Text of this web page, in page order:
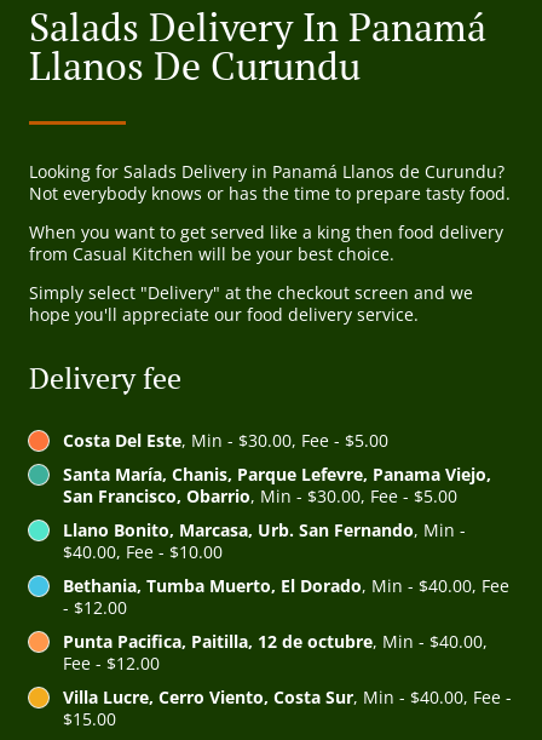
Salads Delivery In Panamá
Llanos De Curundu
Looking for Salads Delivery in Panamá Llanos de Curundu?
Not everybody knows or has the time to prepare tasty food.
When you want to get served like a king then food delivery
from Casual Kitchen will be your best choice.
Simply select "Delivery" at the checkout screen and we
hope you'll appreciate our food delivery service.
Delivery fee
Costa Del Este, Min - $30.00, Fee - $5.00
Santa María, Chanis, Parque Lefevre, Panama Viejo,
San Francisco, Obarrio, Min - $30.00, Fee - $5.00
Llano Bonito, Marcasa, Urb. San Fernando, Min -
$40.00, Fee - $10.00
Bethania, Tumba Muerto, El Dorado, Min - $40.00, Fee
- $12.00
Punta Pacifica, Paitilla, 12 de octubre, Min - $40.00,
Fee - $12.00
Villa Lucre, Cerro Viento, Costa Sur, Min - $40.00, Fee -
$15.00